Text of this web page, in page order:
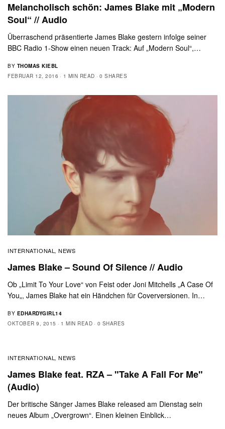
Melancholisch schön: James Blake mit „Modern
Soul“ // Audio
Überraschend präsentierte James Blake gestern infolge seiner
BBC Radio 1-Show einen neuen Track: Auf „Modern Soul“,…
BY THOMAS KIEBL
FEBRUAR 12, 2016
1 MIN READ 0 SHARES
INTERNATIONAL,NEWS
James Blake – Sound Of Silence // Audio
Ob „Limit To Your Love“ von Feist oder Joni Mitchells „A Case Of
You„, James Blake hat ein Händchen für Coverversionen. In…
BY EDHARDYGIRL14
OKTOBER 9, 2015
1 MIN READ 0 SHARES
INTERNATIONAL,NEWS
James Blake feat. RZA – "Take A Fall For Me"
(Audio)
Der britische Sänger James Blake released am Dienstag sein
neues Album „Overgrown“. Einen kleinen Einblick…